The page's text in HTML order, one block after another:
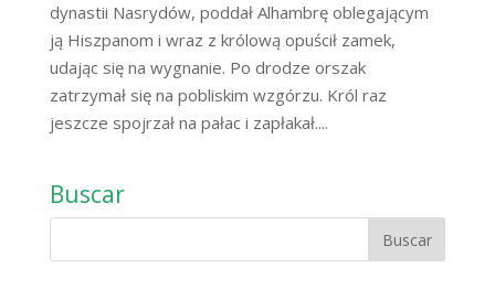
dynastii Nasrydów, poddał Alhambrę oblegającym
ją Hiszpanom i wraz z królową opuścił zamek,
udając się na wygnanie. Po drodze orszak
zatrzymał się na pobliskim wzgórzu. Król raz
jeszcze spojrzał na pałac i zapłakał....
Buscar